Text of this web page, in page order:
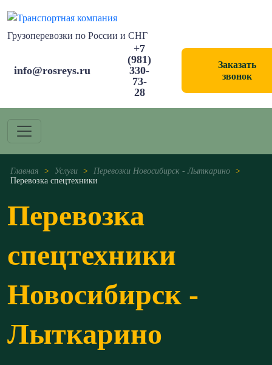
Грузоперевозки по России и СНГ
info@rosreys.ru
+7
(981)
330-
73-
28
Заказать
звонок
Главная > Услуги > Перевозки Новосибирск - Лыткарино >
Перевозка спецтехники
Перевозка
спецтехники
Новосибирск -
Лыткарино